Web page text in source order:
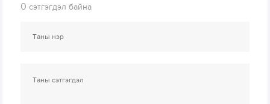
0 сэтгэгдэл байна